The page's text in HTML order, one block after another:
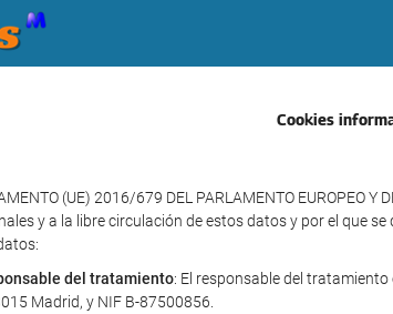
Cookies
(UE) 2016/679 DEL PARLAMENTO EUROPEO
y a la libre circulación de estos datos y por el que
del tratamiento: El responsable del tratamiento
Madrid, y NIF B-87500856.